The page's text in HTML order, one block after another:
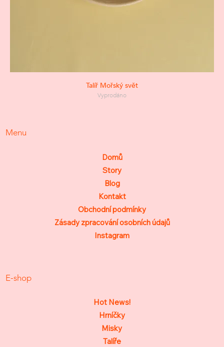
Talíř Mořský svět
Vyprodáno
Menu
Domů
Story
Blog
Kontakt
Obchodní podmínky
Zásady zpracování osobních údajů
Instagram
E-shop
Hot News!
Hrníčky
Misky
Talíře